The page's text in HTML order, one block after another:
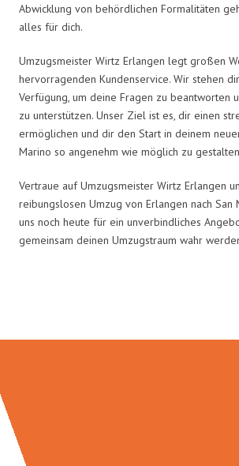
Abwicklung von behördlichen Formalitäten
alles für dich.
Umzugsmeister Wirtz Erlangen legt großen
hervorragenden Kundenservice. Wir stehen
Verfügung, um deine Fragen zu beantworten
zu unterstützen. Unser Ziel ist es, dir einen
ermöglichen und dir den Start in deinem
Marino so angenehm wie möglich zu
Vertraue auf Umzugsmeister Wirtz Erlangen
reibungslosen Umzug von Erlangen nach San
uns noch heute für ein unverbindliches
gemeinsam deinen Umzugstraum wahr